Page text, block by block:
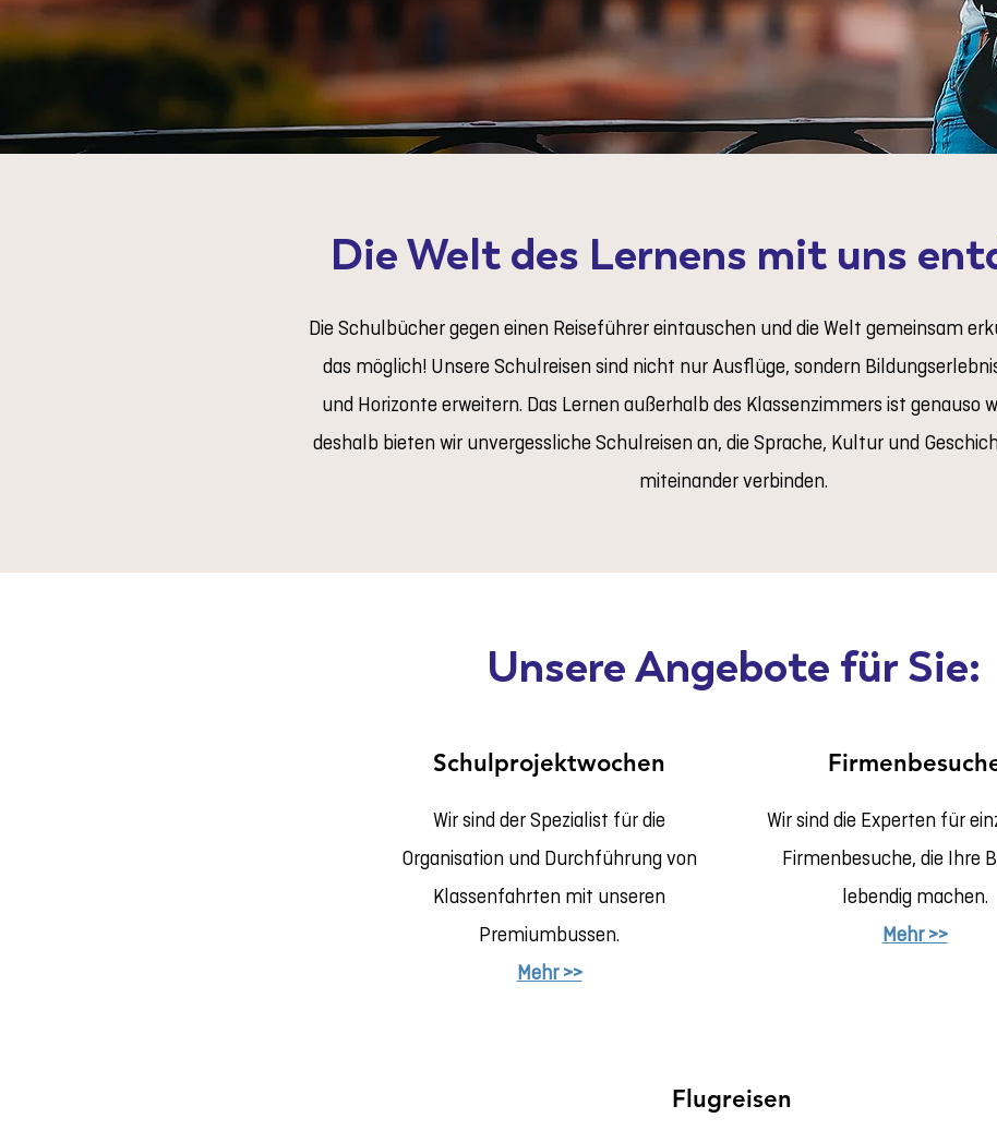
Die Welt des Lernens mit uns
Die Schulbücher gegen einen Reiseführer eintauschen und die Welt gemeinsam
das möglich! Unsere Schulreisen sind nicht nur Ausflüge, sondern
und Horizonte erweitern. Das Lernen außerhalb des Klassenzimmers ist genauso
deshalb bieten wir unvergessliche Schulreisen an, die Sprache, Kultur und
miteinander verbinden.
Unsere Angebote für Sie:
Schulprojektwochen
Wir sind der Spezialist für die
Organisation und Durchführung von
Klassenfahrten mit unseren
Premiumbussen.
Mehr >>
Wir sind die Experten für
Firmenbesuche, die Ihre
lebendig machen.
Mehr >>
Flugreisen